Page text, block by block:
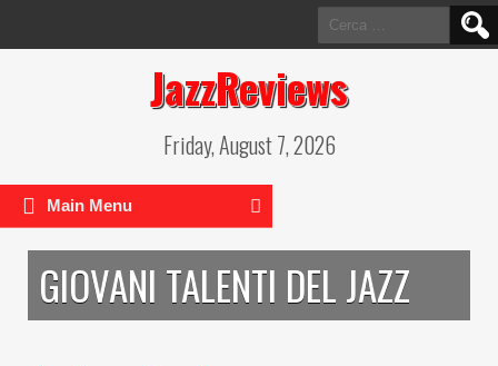
Ricerca
per:
JazzReviews
Friday, August 7, 2026
Main Menu
GIOVANI TALENTI DEL JAZZ